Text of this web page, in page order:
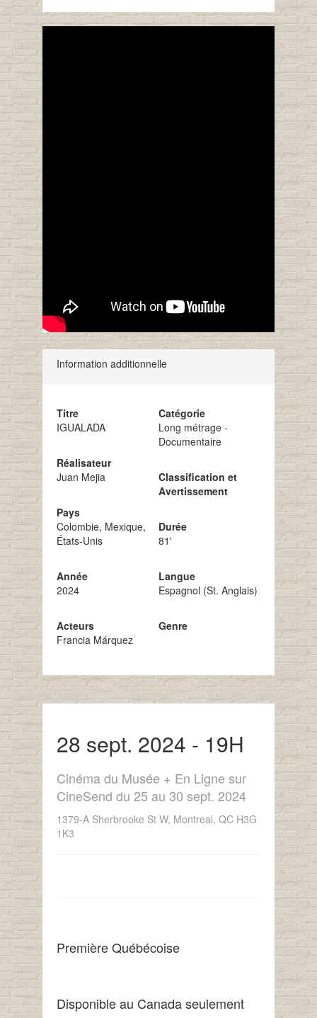
Information additionnelle
Titre
IGUALADA
Réalisateur
Juan Mejia
Pays
Colombie, Mexique,
États-Unis
Année
2024
Acteurs
Francia Márquez
Catégorie
Long métrage -
Documentaire
Classification et
Avertissement
Durée
81'
Langue
Espagnol (St. Anglais)
Genre
28 sept. 2024 - 19H
Cinéma du Musée + En Ligne sur
CineSend du 25 au 30 sept. 2024
1379-A Sherbrooke St W, Montreal, QC H3G
1K3
Première Québécoise
Disponible au Canada seulement